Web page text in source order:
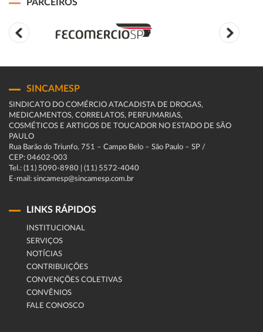
PARCEIROS
SINCAMESP
SINDICATO DO COMÉRCIO ATACADISTA DE DROGAS,
MEDICAMENTOS, CORRELATOS, PERFUMARIAS,
COSMÉTICOS E ARTIGOS DE TOUCADOR NO ESTADO DE SÃO
PAULO
Rua Barão do Triunfo, 751 – Campo Belo – São Paulo – SP /
CEP: 04602-003
Tel.: (11) 5090-8980 | (11) 5572-4040
E-mail: sincamesp@sincamesp.com.br
LINKS RÁPIDOS
INSTITUCIONAL
SERVIÇOS
NOTÍCIAS
CONTRIBUIÇÕES
CONVENÇÕES COLETIVAS
CONVÊNIOS
FALE CONOSCO